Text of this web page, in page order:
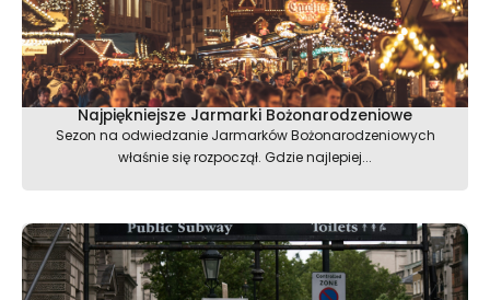
Najpiękniejsze Jarmarki Bożonarodzeniowe
Sezon na odwiedzanie Jarmarków Bożonarodzeniowych
właśnie się rozpoczął. Gdzie najlepiej...